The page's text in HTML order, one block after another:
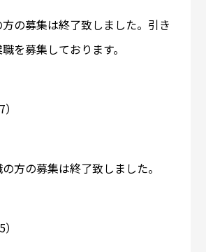
の募集は終了致しました。引き
を募集しております。
方の募集は終了致しました。